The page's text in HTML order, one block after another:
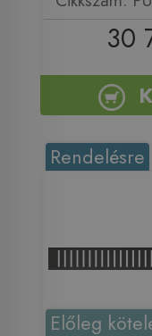
30
Rendelésre
Előleg